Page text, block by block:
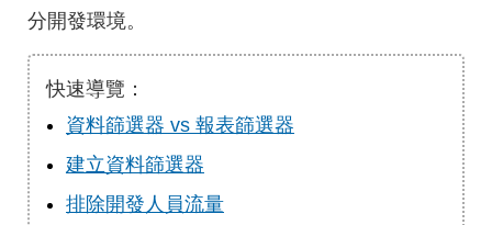
分開發環境。
快速導覽：
資料篩選器 vs 報表篩選器
建立資料篩選器
排除開發人員流量